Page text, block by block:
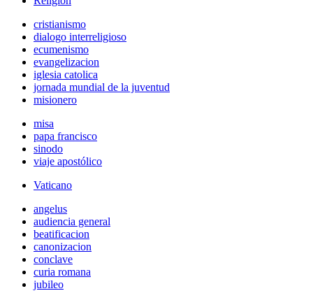
cristianismo
dialogo interreligioso
ecumenismo
evangelizacion
iglesia catolica
jornada mundial de la juventud
misionero
misa
papa francisco
sinodo
viaje apostólico
Vaticano
angelus
audiencia general
beatificacion
canonizacion
conclave
curia romana
jubileo